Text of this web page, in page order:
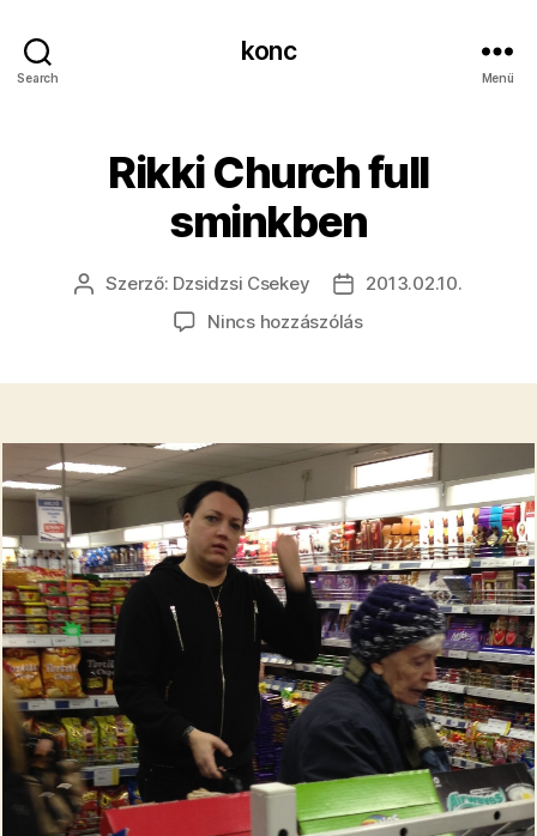
Search
konc
Menü
Rikki Church full
sminkben
Bejegyzés
Szerző: Dzsidzsi Csekey
Bejegyzés
dátuma
2013.02.10.
Nincs hozzászólása(z)
bejegyzéshez